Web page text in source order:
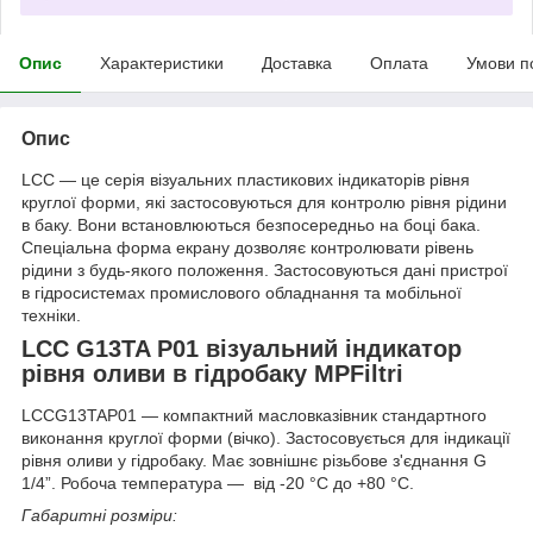
Опис Характеристики Доставка Оплата Умови
Опис
LCC — це серія візуальних пластикових індикаторів рівня
круглої форми, які застосовуються для контролю рівня рідини
в баку. Вони встановлюються безпосередньо на боці бака.
Спеціальна форма екрану дозволяє контролювати рівень
рідини з будь-якого положення. Застосовуються дані пристрої
в гідросистемах промислового обладнання та мобільної
техніки.
LCC G13TA P01 візуальний індикатор
рівня оливи в гідробаку MPFiltri
LCCG13TAP01 — компактний масловказівник стандартного
виконання круглої форми (вічко). Застосовується для індикації
рівня оливи у гідробаку. Має зовнішнє різьбове з'єднання G
1/4”. Робоча температура — від -20 °C до +80 °C.
Габаритні розміри: